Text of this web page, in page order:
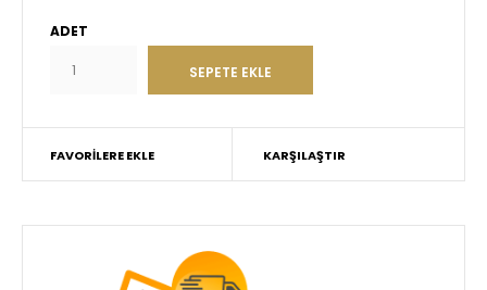
ADET
FAVORILERE EKLE KARŞILAŞTIR